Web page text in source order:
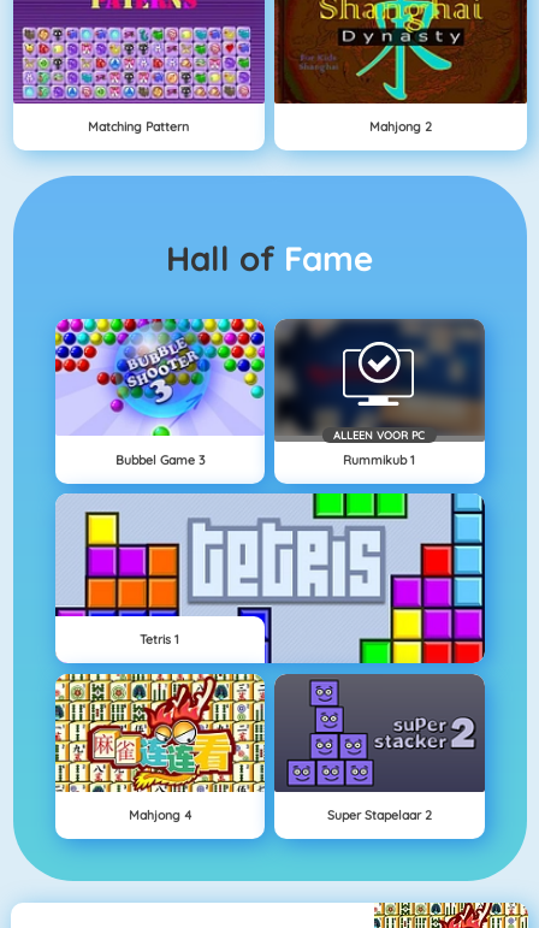
Matching Pattern Mahjong 2
Hall of Fame
Bubbel Game 3
ALLEEN VOOR PC
Rummikub 1
Tetris 1
Mahjong 4 Super Stapelaar 2